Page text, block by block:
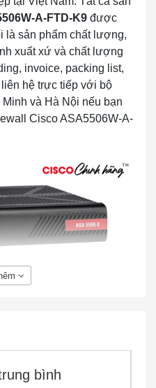
A-FTD-K9 được
là sản phẩm chất lượng,
xuất xứ và chất lượng
invoice, packing list,
hệ trực tiếp với bộ
và Hà Nội nếu bạn
Cisco ASA5506W-A-
5506-X A Domain
A-FTD-K9
ASA5506W-A-FTD-
bình